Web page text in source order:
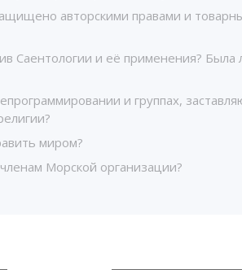
авторскими правами и
Саентологии и её применения? Была
и группах,
миром?
Морской организации?